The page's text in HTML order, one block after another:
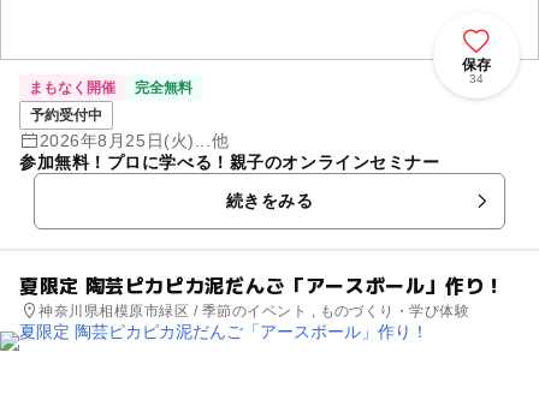
保存
34
まもなく開催
完全無料
予約受付中
2026年8月25日(火)...他
参加無料！プロに学べる！親子のオンラインセミナー
続きをみる
夏限定 陶芸ピカピカ泥だんご「アースボール」作り！
神奈川県相模原市緑区 / 季節のイベント , ものづくり・学び体験